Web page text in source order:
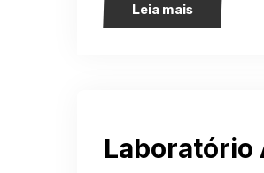
Leia mais
Laboratório